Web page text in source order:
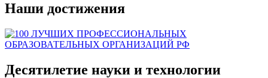
Наши достижения
Десятилетие науки и технологии